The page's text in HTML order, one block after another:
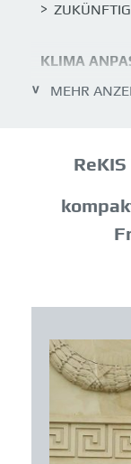
KLIMA
LITERATUR
MEHR